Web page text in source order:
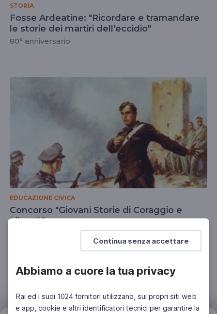
Continua senza accettare
Abbiamo a cuore la tua privacy
Rai ed i suoi 1024 fornitori utilizzano, sui propri siti web
e app, cookie e altri identificatori tecnici per garantire la
STORIA
Fosse Ardeatine: "Ricordare e tramandare
le storie dei martiri dell'eccidio"
80° anniversario
EDUCAZIONE CIVICA
Concorso "Giovani Storie di Coraggio e
Libertà"
Ministero dell'Istruzione e del Merito